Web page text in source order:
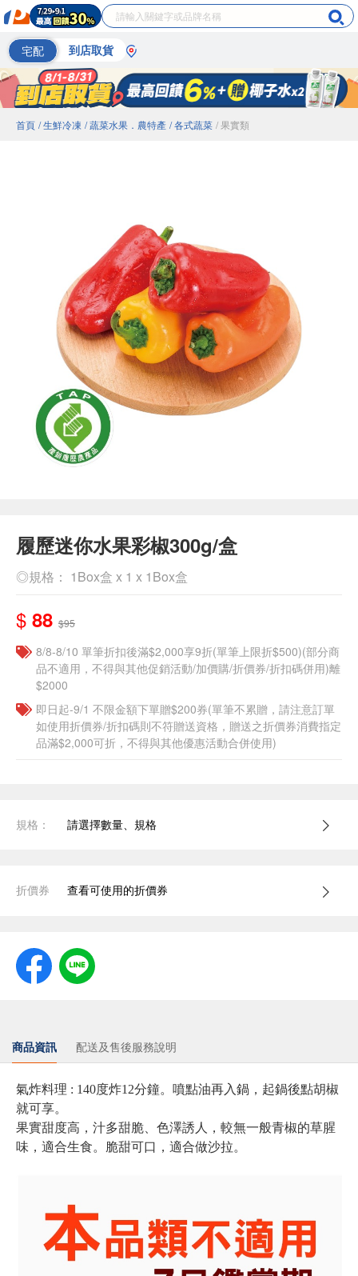
宅配 到店取貨
首頁 / 生鮮冷凍 / 蔬菜水果．農特產 / 各式蔬菜 / 果實類
履歷迷你水果彩椒300g/盒
◎規格： 1Box盒 x 1 x 1Box盒
$ 88 $95
8/8-8/10 單筆折扣後滿$2,000享9折(單筆上限折$500)(部分商
品不適用，不得與其他促銷活動/加價購/折價券/折扣碼併用)離
$2000
即日起-9/1 不限金額下單贈$200券(單筆不累贈，請注意訂單
如使用折價券/折扣碼則不符贈送資格，贈送之折價券消費指定
品滿$2,000可折，不得與其他優惠活動合併使用)
規格： 請選擇數量、規格
折價券 查看可使用的折價券
商品資訊 配送及售後服務說明
氣炸料理 : 140度炸12分鐘。噴點油再入鍋，起鍋後點胡椒
就可享。
果實甜度高，汁多甜脆、色澤誘人，較無一般青椒的草腥
味，適合生食。脆甜可口，適合做沙拉。